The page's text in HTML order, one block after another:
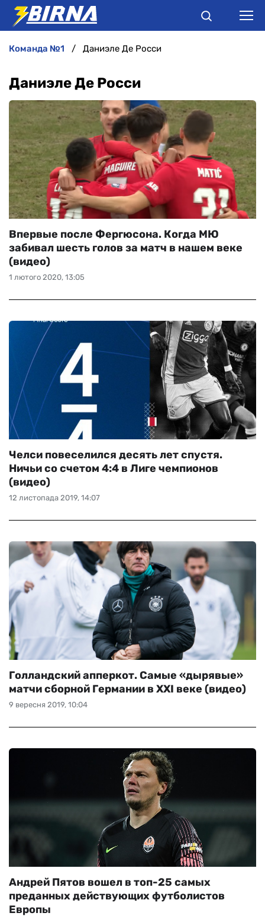
ІНТЕРВ'Ю
РІЗНЕ
БУКМЕКЕРИ
команда №1 Даниэле Де Росси
Даниэле Де Росси
1 лютого 2020, 13:05
Впервые после Фергюсона. Когда МЮ
забивал шесть голов за матч в нашем веке
(видео)
12 листопада 2019, 14:07
Челси повеселился десять лет спустя.
Ничьи со счетом 4:4 в Лиге чемпионов
(видео)
9 вересня 2019, 10:04
Голландский апперкот. Самые «дырявые»
матчи сборной Германии в XXI веке (видео)
Андрей Пятов вошел в топ-25 самых
преданных действующих футболистов
Европы